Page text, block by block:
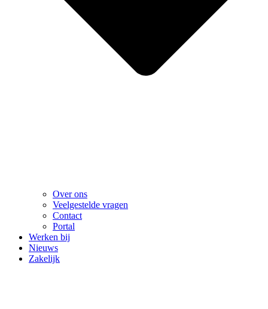
Over ons
Veelgestelde vragen
Contact
Portal
Werken bij
Nieuws
Zakelijk